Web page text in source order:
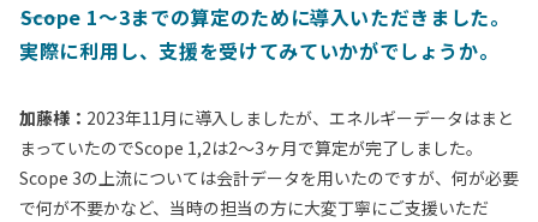
Scope 1〜3までの算定のために導入いただきました。
実際に利用し、支援を受けてみていかがでしょうか。
加藤様： 2023年11月に導入しましたが、エネルギーデータはまと
まっていたのでScope 1,2は2〜3ヶ月で算定が完了しました。
Scope 3の上流については会計データを用いたのですが、何が必要
で何が不要かなど、当時の担当の方に大変丁寧にご支援いただ